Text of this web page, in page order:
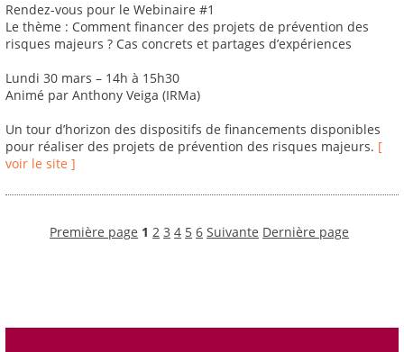
Rendez-vous pour le Webinaire #1
Le thème : Comment financer des projets de prévention des
risques majeurs ? Cas concrets et partages d’expériences
Lundi 30 mars – 14h à 15h30
Animé par Anthony Veiga (IRMa)
Un tour d’horizon des dispositifs de financements disponibles
pour réaliser des projets de prévention des risques majeurs. [
voir le site ]
Première page 1 2 3 4 5 6 Suivante Dernière page